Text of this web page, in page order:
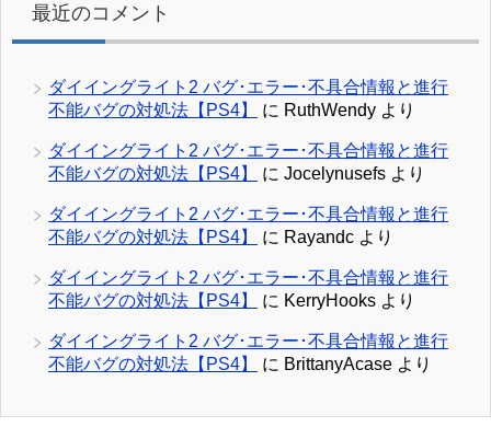
最近のコメント
ダイイングライト2 バグ･エラー･不具合情報と進行
不能バグの対処法【PS4】
に RuthWendy より
ダイイングライト2 バグ･エラー･不具合情報と進行
不能バグの対処法【PS4】
に Jocelynusefs より
ダイイングライト2 バグ･エラー･不具合情報と進行
不能バグの対処法【PS4】
に Rayandc より
ダイイングライト2 バグ･エラー･不具合情報と進行
不能バグの対処法【PS4】
に KerryHooks より
ダイイングライト2 バグ･エラー･不具合情報と進行
不能バグの対処法【PS4】
に BrittanyAcase より